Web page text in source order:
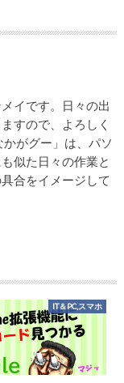
イです。日々の出
すので、よろしく
がグー」は、パソ
似た日々の作業と
合をイメージして
IT＆PC,スマホ